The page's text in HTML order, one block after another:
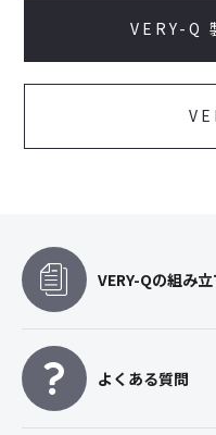
VERY-Q
VERY-Qの組み
よくある質問